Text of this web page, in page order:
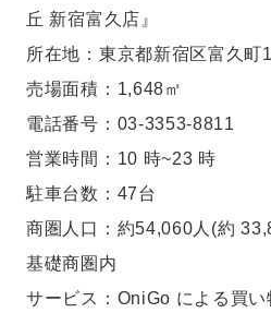
丘 新宿富久店』
所在地：東京都新宿区富久町
売場面積：1,648㎡
電話番号：03-3353-8811
営業時間：10 時~23 時
駐車台数：47台
商圏人口：約54,060人(約
基礎商圏内
サービス：OniGo による買